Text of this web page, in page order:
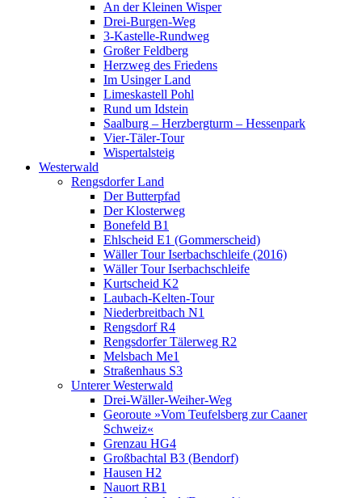
An der Kleinen Wisper
Drei-Burgen-Weg
3-Kastelle-Rundweg
Großer Feldberg
Herzweg des Friedens
Im Usinger Land
Limeskastell Pohl
Rund um Idstein
Saalburg – Herzbergturm – Hessenpark
Vier-Täler-Tour
Wispertalsteig
Westerwald
Rengsdorfer Land
Der Butterpfad
Der Klosterweg
Bonefeld B1
Ehlscheid E1 (Gommerscheid)
Wäller Tour Iserbachschleife (2016)
Wäller Tour Iserbachschleife
Kurtscheid K2
Laubach-Kelten-Tour
Niederbreitbach N1
Rengsdorf R4
Rengsdorfer Tälerweg R2
Melsbach Me1
Straßenhaus S3
Unterer Westerwald
Drei-Wäller-Weiher-Weg
Georoute »Vom Teufelsberg zur Caaner
Schweiz«
Grenzau HG4
Großbachtal B3 (Bendorf)
Hausen H2
Nauort RB1